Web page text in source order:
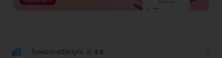
โรงพยาบาลวิชัยยุทธ 4.8